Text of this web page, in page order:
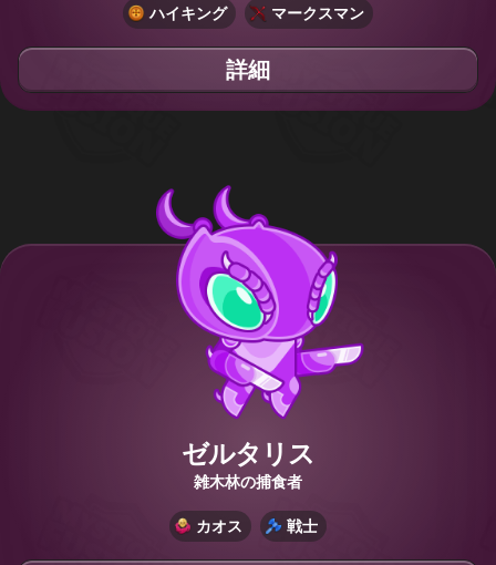
ハイキング マークスマン
詳細
ゼルタリス
雑木林の捕食者
カオス 戦士